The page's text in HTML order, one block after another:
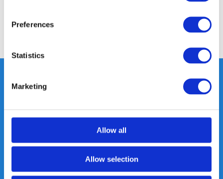
Preferences
Statistics
Marketing
Allow all
Allow selection
contact met ons op.
Out of the box met klanten meedenken
is onze kracht.
info@gearpoint.nl